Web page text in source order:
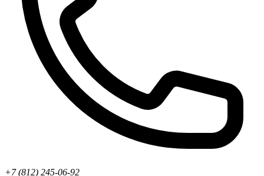
+7 (812) 245-06-92